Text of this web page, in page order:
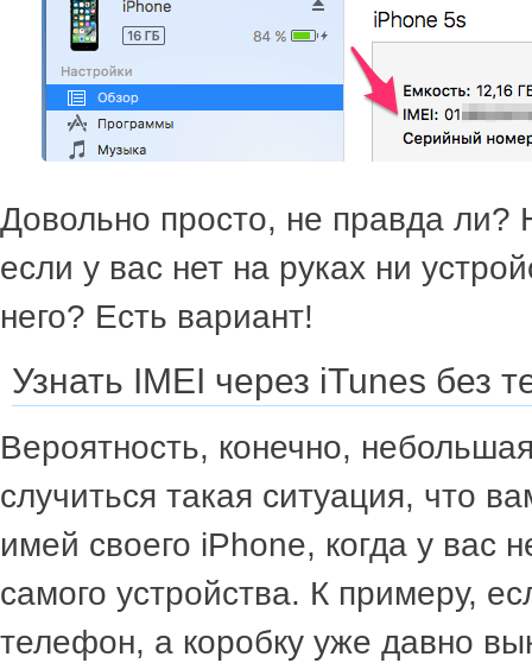
Довольно просто, не правда ли?
если у вас нет на руках ни
него? Есть вариант!
Узнать IMEI через iTunes без
Вероятность, конечно,
случиться такая ситуация, что
имей своего iPhone, когда у вас
самого устройства. К примеру,
телефон, а коробку уже давно